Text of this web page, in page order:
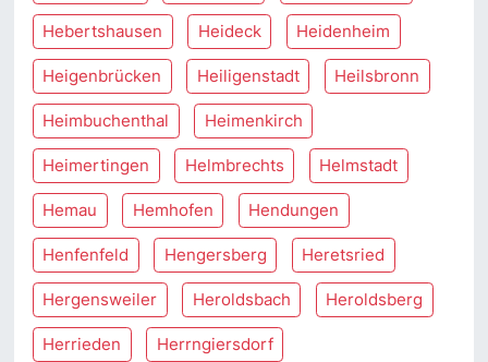
Hebertshausen Heideck Heidenheim
Heigenbrücken Heiligenstadt Heilsbronn
Heimbuchenthal Heimenkirch
Heimertingen Helmbrechts Helmstadt
Hemau Hemhofen Hendungen
Henfenfeld Hengersberg Heretsried
Hergensweiler Heroldsbach Heroldsberg
Herrieden Herrngiersdorf